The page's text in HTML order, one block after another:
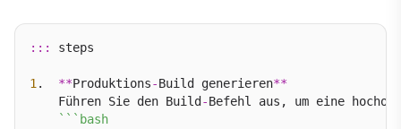
::: steps
1 . **Produktions-Build generieren**
    Führen Sie den Build
-Befehl aus, um eine
`` `bash